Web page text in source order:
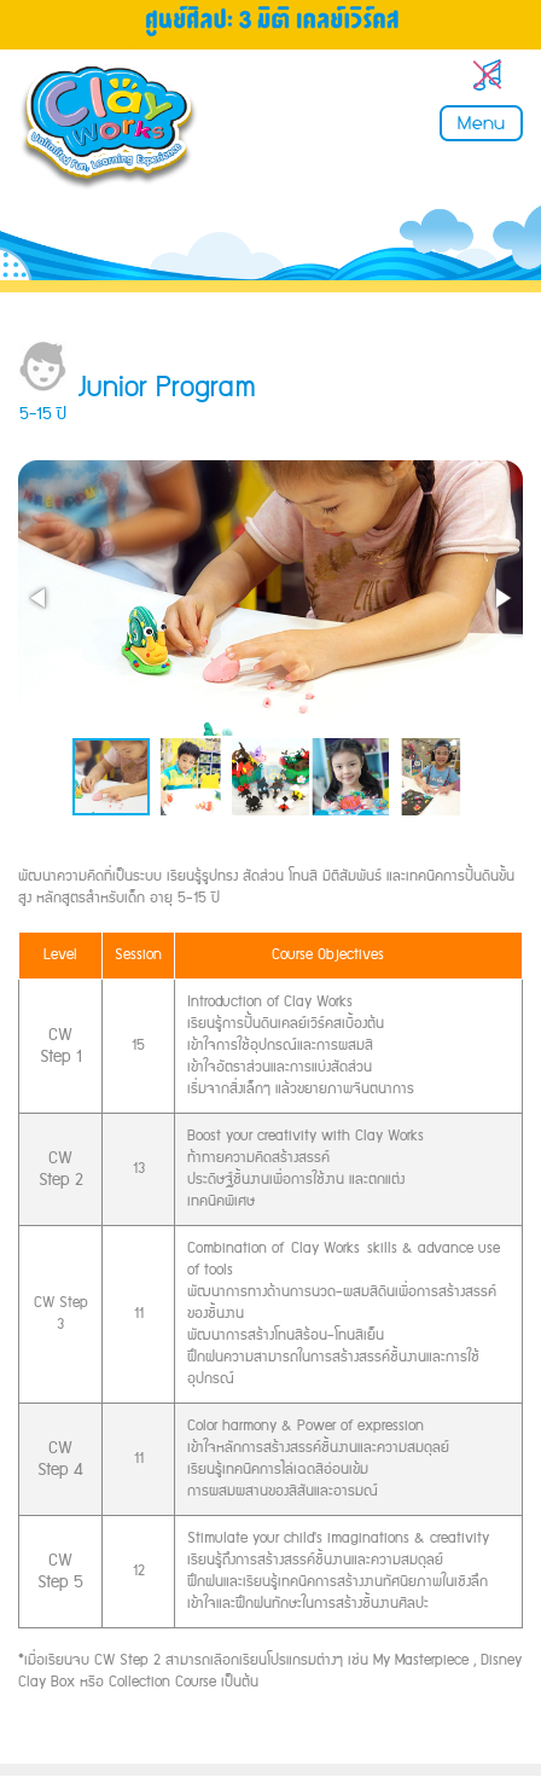
Menu
5-15 ปี
Junior Program
พัฒนาความคิดที่เป็นระบบ เรียนรู้รูปทรง สัดส่วน โทนสี มิติสัมพันธ์ และเทคนิคการปั้นดินขั้น
สูง หลักสูตรสำหรับเด็ก อายุ 5-15 ปี
Level Session Course Objectives
CW
Step 1 15
Introduction of Clay Works
เรียนรู้การปั้นดินเคลย์เวิร์คสเบื้องต้น
เข้าใจการใช้อุปกรณ์และการผสมสี
เข้าใจอัตราส่วนและการแบ่งสัดส่วน
เริ่มจากสิ่งเล็กๆ แล้วขยายภาพจินตนาการ
CW
Step 2 13
Boost your creativity with Clay Works
ท้าทายความคิดสร้างสรรค์
ประดิษฐ์ชิ้นงานเพื่อการใช้งาน และตกแต่ง
เทคนิคพิเศษ
CW Step
3
11
Combination of Clay Works skills & advance use
of tools
พัฒนาการทางด้านการนวด-ผสมสีดินเพื่อการสร้างสรรค์
ของชิ้นงาน
พัฒนาการสร้างโทนสีร้อน-โทนสีเย็น
ฝึกฝนความสามารถในการสร้างสรรค์ชิ้นงานและการใช้
อุปกรณ์
CW
Step 4 11
Color harmony & Power of expression
เข้าใจหลักการสร้างสรรค์ชิ้นงานและความสมดุลย์
เรียนรู้เทคนิคการไล่เฉดสีอ่อนเข้ม
การผสมผสานของสีสันและอารมณ์
CW
Step 5 12
Stimulate your child's imaginations & creativity
เรียนรู้ถึงการสร้างสรรค์ชิ้นงานและความสมดุลย์
ฝึกฝนและเรียนรู้เทคนิคการสร้างงานทัศนียภาพในเชิงลึก
เข้าใจและฝึกฝนทักษะในการสร้างชิ้นงานศิลปะ
*เมื่อเรียนจบ CW Step 2 สามารถเลือกเรียนโปรแกรมต่างๆ เช่น My Masterpiece , Disney
Clay Box หรือ Collection Course เป็นต้น